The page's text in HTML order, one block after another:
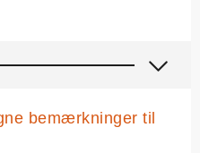
bemærkninger til